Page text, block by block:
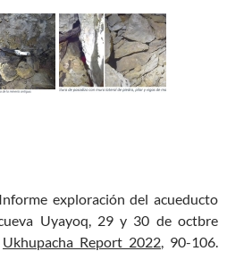
exploración del acueducto
Uyayoq, 29 y 30 de octbre
Ukhupacha Report 2022, 90-106.